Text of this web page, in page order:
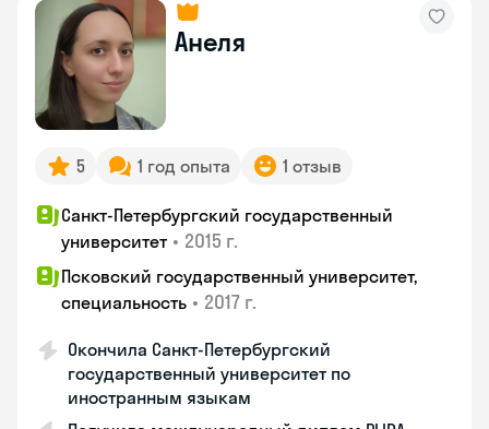
Анеля
5 1 год опыта 1 отзыв
Санкт-Петербургский государственный
университет • 2015 г.
Псковский государственный университет,
специальность • 2017 г.
Окончила Санкт-Петербургский
государственный университет по
иностранным языкам